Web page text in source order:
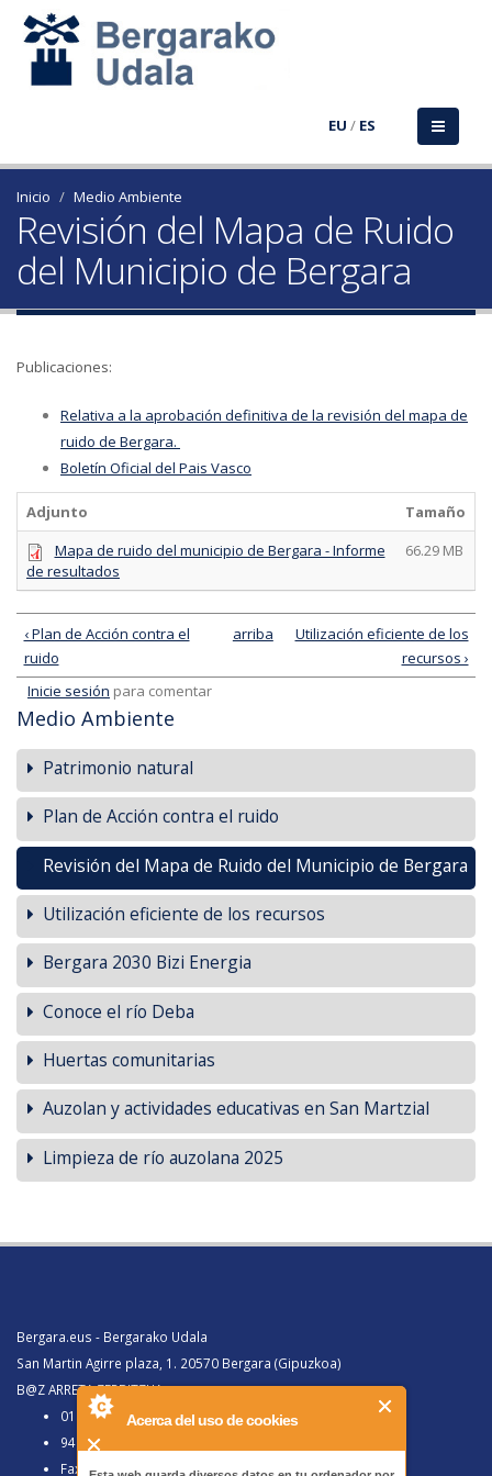
Acerca del uso de cookies
EU / ES
Inicio Medio Ambiente
Revisión del Mapa de Ruido
del Municipio de Bergara
Publicaciones:
Relativa a la aprobación definitiva de la revisión del mapa de
ruido de Bergara.
Boletín Oficial del Pais Vasco
Adjunto
Tamaño
Mapa de ruido del municipio de Bergara - Informe
de resultados
66.29 MB
‹ Plan de Acción contra el
ruido
arriba
Utilización eficiente de los
recursos ›
Inicie sesión para comentar
Medio Ambiente
Patrimonio natural
Plan de Acción contra el ruido
Revisión del Mapa de Ruido del Municipio de Bergara
Utilización eficiente de los recursos
Bergara 2030 Bizi Energia
Conoce el río Deba
Huertas comunitarias
Auzolan y actividades educativas en San Martzial
Limpieza de río auzolana 2025
Bergara.eus - Bergarako Udala
San Martin Agirre plaza, 1. 20570 Bergara (Gipuzkoa)
B@Z ARRETA ZERBITZUA:
010, Bergaratik deituz gero
943 77 91 00, Bergaraz kanpotik deituz gero
Faxa 943 77 91 63